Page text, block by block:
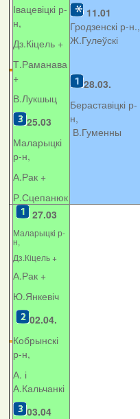
Івацевіцкі р-
н,
Дз.Кіцель +
Т.Раманава
+
В.Лукшыц
25.03
Маларыцкі
р-н,
А.Рак +
Р.Сцепанюк
11.01
Гродзенскі р-н.,
Ж.Гулеўскі
28.03.
Бераставіцкі р-
н,
В.Гуменны
27.03
Маларыцкі р-
н,
Дз.Кіцель +
А.Рак +
Ю.Янкевіч
02.04.
Кобрынскі
р-н,
А. і
А.Кальчанкі
03.04